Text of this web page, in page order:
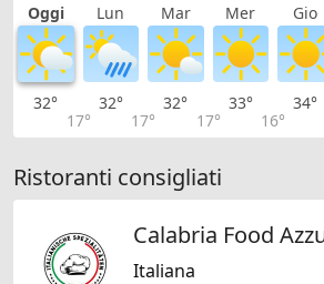
Oggi Lun Mar Mer Gio
32°
17°
32°
17°
32°
17°
33°
16°
34°
Ristoranti consigliati
Italiana